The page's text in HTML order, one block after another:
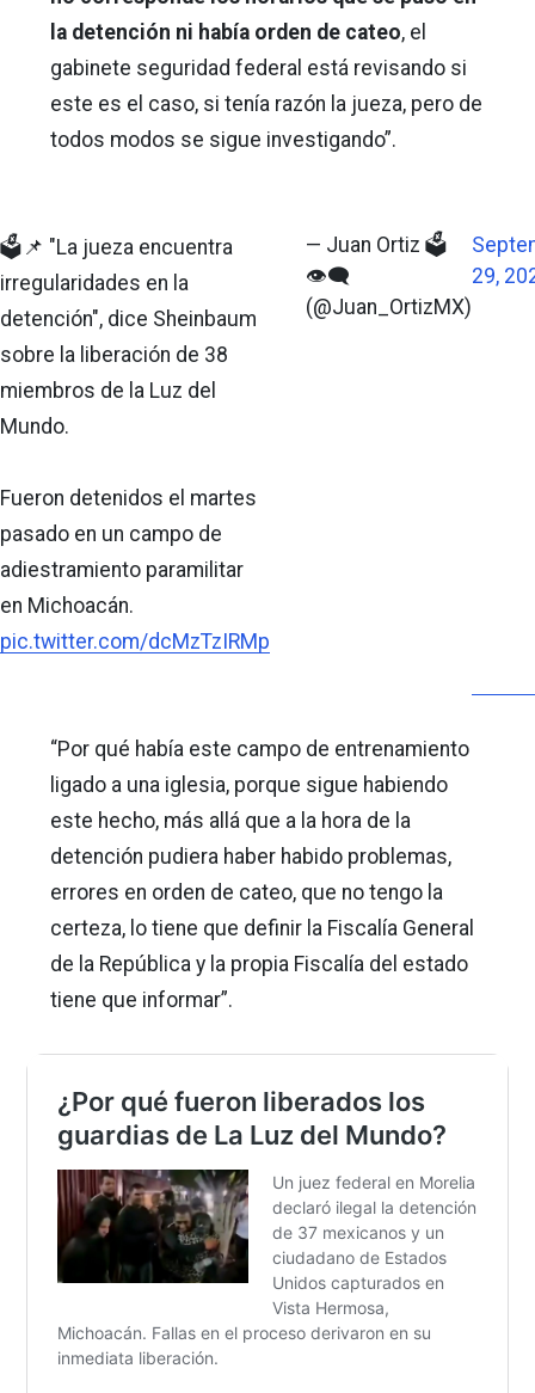
la detención ni había orden de cateo, el
gabinete seguridad federal está revisando si
este es el caso, si tenía razón la jueza, pero de
todos modos se sigue investigando”.
🗳️📌 "La jueza encuentra
irregularidades en la
detención", dice Sheinbaum
sobre la liberación de 38
miembros de la Luz del
Mundo.
Fueron detenidos el martes
pasado en un campo de
adiestramiento paramilitar
en Michoacán.
pic.twitter.com/dcMzTzIRMp
— Juan Ortiz 🗳️
👁‍🗨
(@Juan_OrtizMX)
29,
“Por qué había este campo de entrenamiento
ligado a una iglesia, porque sigue habiendo
este hecho, más allá que a la hora de la
detención pudiera haber habido problemas,
errores en orden de cateo, que no tengo la
certeza, lo tiene que definir la Fiscalía General
de la República y la propia Fiscalía del estado
tiene que informar”.